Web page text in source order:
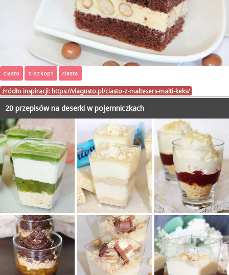
ciasto biszkopt ciasta
źródło inspiracji: https://viagusto.pl/ciasto-z-maltesers-malti-keks/
20 przepisów na deserki w pojemniczkach